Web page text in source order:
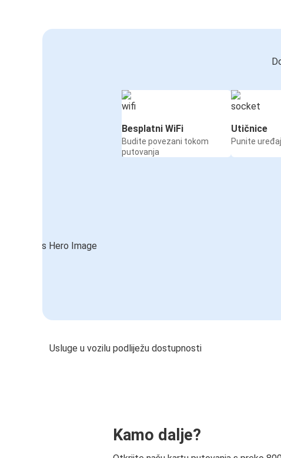
Besplatni WiFi
Budite povezani tokom
putovanja
Utičnice
Punite
Usluge u vozilu podliježu dostupnosti
Kamo dalje?